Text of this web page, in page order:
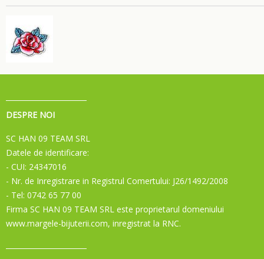
DESPRE NOI
SC HAN 09 TEAM SRL
Datele de identificare:
- CUI: 24347016
- Nr. de Inregistrare in Registrul Comertului: J26/1492/2008
- Tel: 0742 65 77 00
Firma SC HAN 09 TEAM SRL este proprietarul domeniului
www.margele-bijuterii.com, inregistrat la RNC.